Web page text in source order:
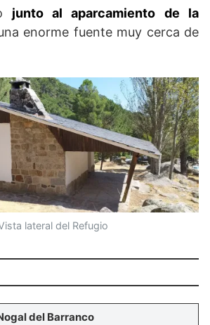
junto al aparcamiento de la
enorme fuente muy cerca de
lateral del Refugio
del Barranco